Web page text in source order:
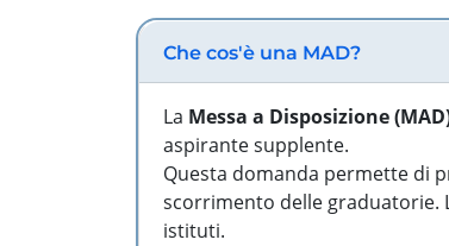
Che cos'è una MAD?
La Messa a Disposizione
aspirante supplente.
Questa domanda permette di
scorrimento delle graduatorie.
istituti.